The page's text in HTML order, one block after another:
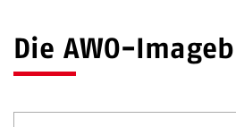
Die AWO-